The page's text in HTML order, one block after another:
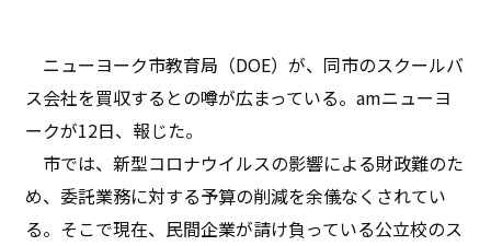
ニューヨーク市教育局（DOE）が、同市のスクールバ
ス会社を買収するとの噂が広まっている。amニューヨ
ークが12日、報じた。
市では、新型コロナウイルスの影響による財政難のた
め、委託業務に対する予算の削減を余儀なくされてい
る。そこで現在、民間企業が請け負っている公立校のス